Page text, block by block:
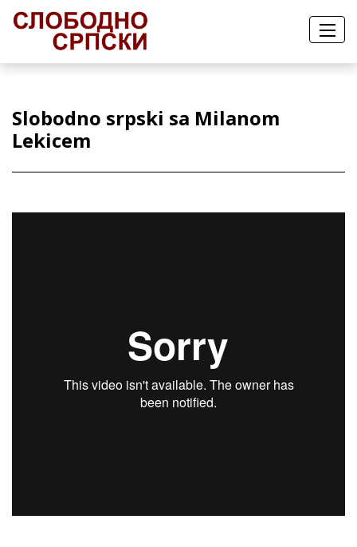
Slobodno srpski sa Milanom
Lekicem